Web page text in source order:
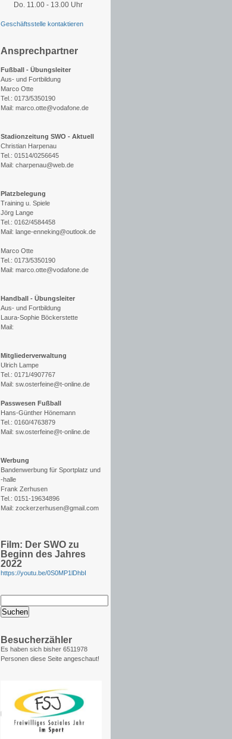
Do. 11.00 - 13.00 Uhr
Geschäftsstelle kontaktieren
Ansprechpartner
Fußball - Übungsleiter
Aus- und Fortbildung
Marco Otte
Tel.: 0173/5350190
Mail: marco.otte@vodafone.de
Stadionzeitung SWO - Aktuell
Christian Harpenau
Tel.: 01514/0256645
Mail: charpenau@web.de
Platzbelegung
Training u. Spiele
Jörg Lange
Tel.: 0162/4584458
Mail: lange-enneking@outlook.de
Marco Otte
Tel.: 0173/5350190
Mail: marco.otte@vodafone.de
Handball - Übungsleiter
Aus- und Fortbildung
Laura-Sophie Böckerstette
Mail:
Mitgliederverwaltung
Ulrich Lampe
Tel.: 0171/4907767
Mail: sw.osterfeine@t-online.de
Passwesen Fußball
Hans-Günther Hönemann
Tel.: 0160/4763879
Mail: sw.osterfeine@t-online.de
Werbung
Bandenwerbung für Sportplatz und
-halle
Frank Zerhusen
Tel.: 0151-19634896
Mail: zockerzerhusen@gmail.com
Film: Der SWO zu
Beginn des Jahres
2022
https://youtu.be/0S0MP1lDhbI
nach:
Besucherzähler
Es haben sich bisher 6511978
Personen diese Seite angeschaut!